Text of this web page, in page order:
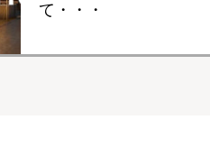
て・・・